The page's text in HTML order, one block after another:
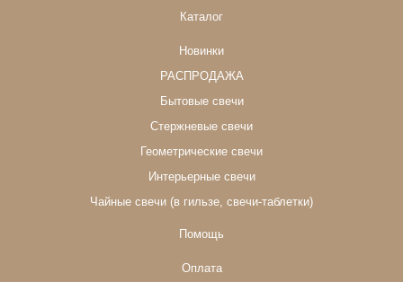
Каталог
Новинки
РАСПРОДАЖА
Бытовые свечи
Стержневые свечи
Геометрические свечи
Интерьерные свечи
Чайные свечи (в гильзе, свечи-таблетки)
Помощь
Оплата